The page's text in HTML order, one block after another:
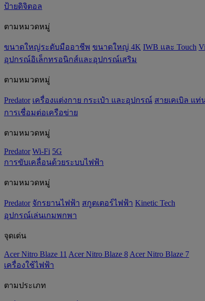
ป้ายดิจิตอล
ตามหมวดหมู่
ขนาดใหญ่ระดับมืออาชีพ ขนาดใหญ่ 4K IWB และ Touch
อุปกรณ์อิเล็กทรอนิกส์และอุปกรณ์เสริม
ตามหมวดหมู่
Predator เครื่องแต่งกาย กระเป๋า และอุปกรณ์ สายเคเบิล แท่
การเชื่อมต่อเครือข่าย
ตามหมวดหมู่
Predator Wi-Fi 5G
การขับเคลื่อนด้วยระบบไฟฟ้า
ตามหมวดหมู่
Predator จักรยานไฟฟ้า สกูตเตอร์ไฟฟ้า Kinetic Tech
อุปกรณ์เล่นเกมพกพา
จุดเด่น
Acer Nitro Blaze 11 Acer Nitro Blaze 8 Acer Nitro Blaze 7
เครื่องใช้ไฟฟ้า
ตามประเภท